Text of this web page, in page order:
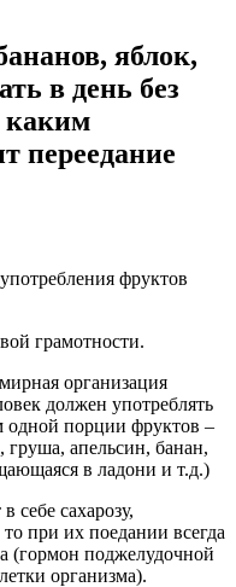
яблок,
в день без
каким
переедание
фруктов
грамотности.
организация
должен употреблять
порции фруктов –
груша, апельсин, банан,
в ладони и т.д.)
себе сахарозу,
при их поедании всегда
(гормон поджелудочной
организма).